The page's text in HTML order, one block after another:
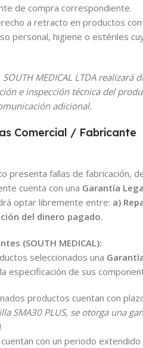
de compra correspondiente.
a retracto en productos
personal, higiene o estériles
MEDICAL LTDA
e inspección técnica del
adicional.
Comercial / Fabricante
presenta fallas de fabricación,
cuenta con una Garantía
optar libremente entre: a)
del dinero pagado.
(SOUTH MEDICAL):
seleccionados una
especificación de sus
productos cuentan con
SMA30 PLUS, se otorga una
.
con un periodo